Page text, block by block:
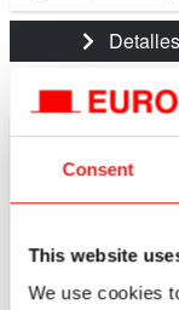
Consent
This website
We use cookies
Detalles